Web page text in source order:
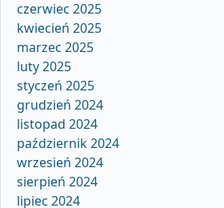
czerwiec 2025
kwiecień 2025
marzec 2025
luty 2025
styczeń 2025
grudzień 2024
listopad 2024
październik 2024
wrzesień 2024
sierpień 2024
lipiec 2024